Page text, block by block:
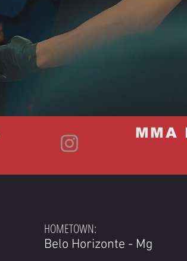
MMA
HOMETOWN:
Belo Horizonte - Mg